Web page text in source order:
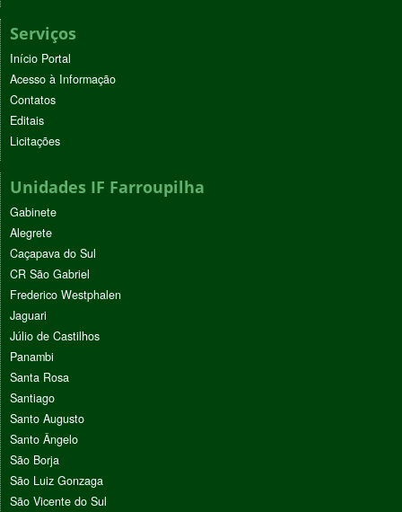
Serviços
Início Portal
Acesso à Informação
Contatos
Editais
Licitações
Unidades IF Farroupilha
Gabinete
Alegrete
Caçapava do Sul
CR São Gabriel
Frederico Westphalen
Jaguari
Júlio de Castilhos
Panambi
Santa Rosa
Santiago
Santo Augusto
Santo Ângelo
São Borja
São Luiz Gonzaga
São Vicente do Sul